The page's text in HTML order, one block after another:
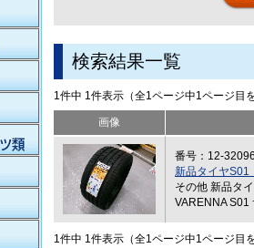
検索結果一覧
1件中 1件表示（全1ページ中1ページ目
画像
番号：12-
新品タイヤS01
その他 新品タ
VARENNA
1件中 1件表示（全1ページ中1ページ目